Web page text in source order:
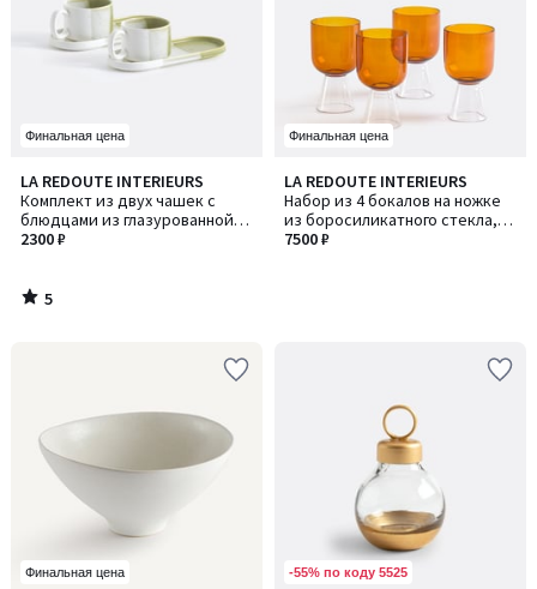
Финальная цена
LA REDOUTE INTERIEURS
Комплект из двух чашек с
блюдцами из глазурованной
керамики, Desnia / Десниа
2300 ₽
5
/
5
5
/
Финальная цена
LA REDOUTE INTERIEURS
Набор из 4 бокалов на ножке
из боросиликатного стекла,
Tolla / Толла
7500 ₽
Финальная цена -55% по коду 5525